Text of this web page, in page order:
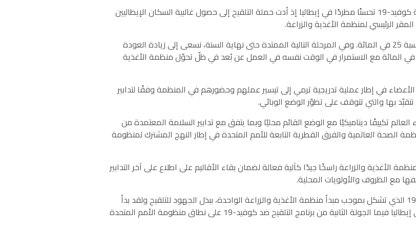
9- لقد شهد الوضع القائم في ما يتعلق بجائحة كوفيد-19 تحسنًا مطردًا في إيطاليا إذ أدت حملة التلقيح إلى حصول غالبية السكان الإيطاليين
10- وحتى الآن، لم يتجاوز الحضور في المكاتب نسبة 25 في المائة. وفي المرحلة التالية الممتدة حتى نهاية السنة، نسعى إلى زيادة العودة
الطوعية إلى مكان العمل بنسبة تتراوح بين 30 و50 في المائة مع الاستمرار في الوقت نفسه في العمل عن بُعد في ظلّ تحوّل منظمة الأغذية
في إطار عملية تدريجية ترمي إلى تيسير عملهم وحضورهم في المنظمة وفقًا لتدابير
نتقيّد بها والتي تتوقف على تطوّر الوضع الوبائي.
تكييفًا ديناميكيًا مع الوضع القائم محليًا وبما يتفق مع تدابير السلامة المعتمدة من
الصحة العالمية والفرق القطرية التابعة للأمم المتحدة في إطار النهج المشترك لمنظومة
الأغذية والزراعة راسخًا جيدًا كآلية فعالة لضمان بقاء الأقاليم على اطلاع على آخر التدابير
مع الظروف والأولويات المحلية.
14- ويواصل طاقم التلقيح العالمي ضد كوفيد-19 الذي تشكل بموجب مبدأ منظمة الأغذية والزراعة الواحدة، ببذل الجهود للتلقيح ولقد بدأ
التخطيط بالفعل لإعطاء الجرعة الثالثة من اللقاح في إيطاليا فيما الجولة الثانية من برنامج التلقيح ضد كوفيد-19 على نطاق منظومة الأمم المتحدة